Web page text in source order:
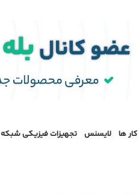
ها لایسنس تجهیزات فیزیکی شبکه